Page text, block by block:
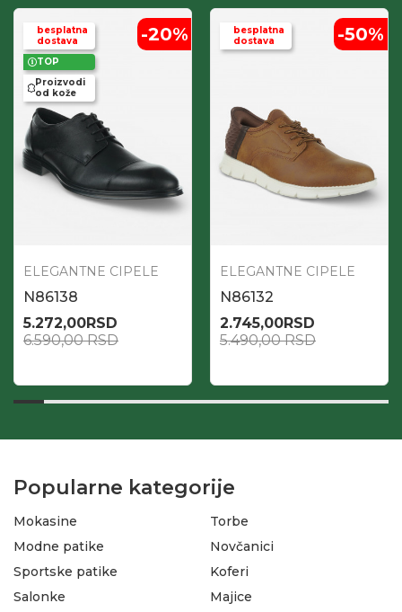
besplatna
dostava
TOP
Proizvodi
od kože
-20%
ELEGANTNE CIPELE
N86138
5.272,00RSD
6.590,00RSD
besplatna
dostava
-50%
ELEGANTNE CIPELE
N86132
2.745,00RSD
5.490,00RSD
Popularne kategorije
Mokasine
Modne patike
Sportske patike
Salonke
Torbe
Novčanici
Koferi
Majice